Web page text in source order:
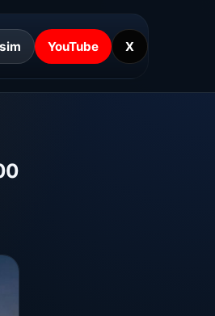
YouTube X